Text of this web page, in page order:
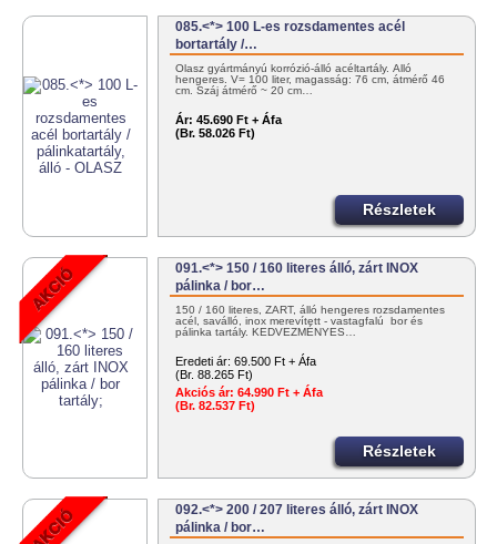
085.<*> 100 L-es rozsdamentes acél
bortartály /…
Olasz gyártmányú korrózió-álló acéltartály. Álló
hengeres. V= 100 liter, magasság: 76 cm, átmérő 46
cm. Száj átmérő ~ 20 cm…
Ár: 45.690 Ft + Áfa
(Br. 58.026 Ft)
Részletek
091.<*> 150 / 160 literes álló, zárt INOX
pálinka / bor…
150 / 160 literes, ZÁRT, álló hengeres rozsdamentes
acél, saválló, inox merevített - vastagfalú bor és
pálinka tartály. KEDVEZMÉNYES…
Eredeti ár: 69.500 Ft + Áfa
(Br. 88.265 Ft)
Akciós ár: 64.990 Ft + Áfa
(Br. 82.537 Ft)
Részletek
092.<*> 200 / 207 literes álló, zárt INOX
pálinka / bor…